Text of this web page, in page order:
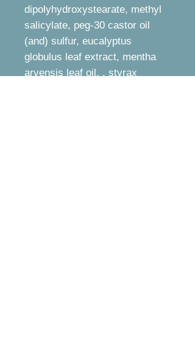
dipolyhydroxystearate, methyl
salicylate, peg-30 castor oil
(and) sulfur, eucalyptus
globulus leaf extract, mentha
arvensis leaf oil, , styrax